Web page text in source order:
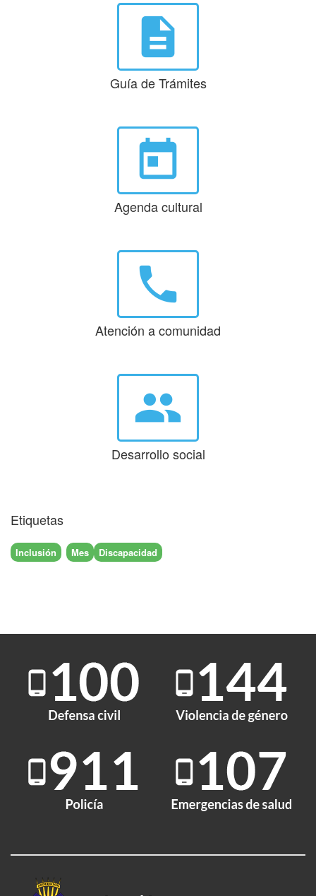
description
Guía de Trámites
today
Agenda cultural
phone
Atención a comunidad
group
Desarrollo social
Etiquetas
Inclusión Mes Discapacidad